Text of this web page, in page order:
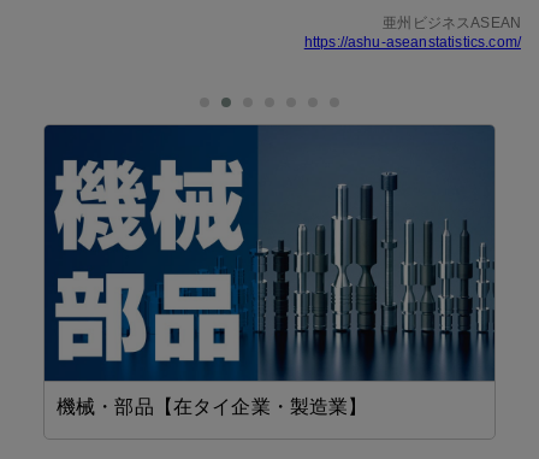
亜州ビジネスASEAN
https://ashu-aseanstatistics.com/
機械・部品【在タイ企業・製造業】